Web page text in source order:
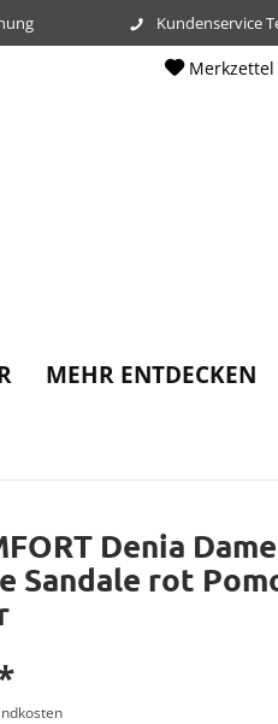
Kundenservice
Merkzettel
MEHR ENTDECKEN
Denia
Sandale rot